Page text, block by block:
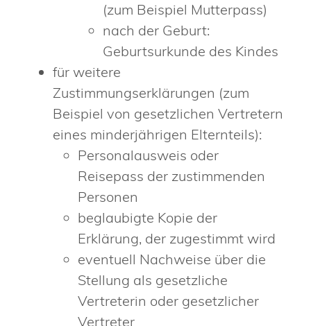
(zum Beispiel Mutterpass)
nach der Geburt:
Geburtsurkunde des Kindes
für weitere
Zustimmungserklärungen (zum
Beispiel von gesetzlichen Vertretern
eines minderjährigen Elternteils):
Personalausweis oder
Reisepass der zustimmenden
Personen
beglaubigte Kopie der
Erklärung, der zugestimmt wird
eventuell Nachweise über die
Stellung als gesetzliche
Vertreterin oder gesetzlicher
Vertreter